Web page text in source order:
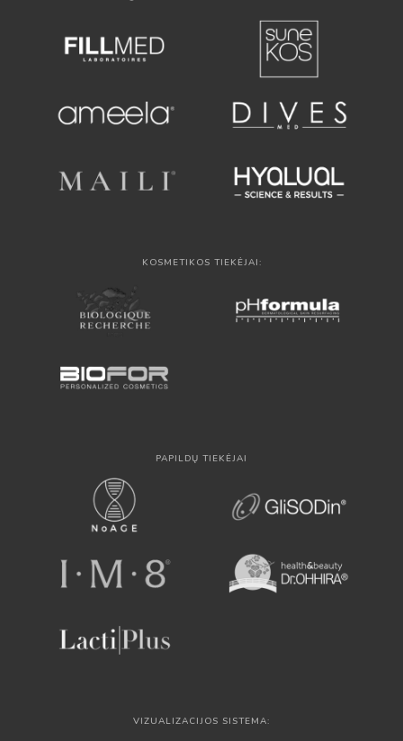
KOSMETIKOS TIEKĖJAI:
PAPILDŲ TIEKĖJAI
VIZUALIZACIJOS SISTEMA: